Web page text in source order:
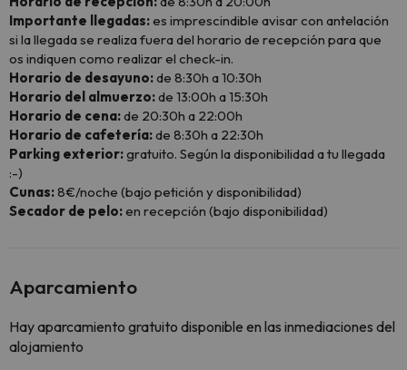
Importante llegadas:es imprescindible avisar con antelación
si la llegada se realiza fuera del horario de recepción para que
os indiquen como realizar el check-in.
Horario de desayuno:de 8:30h a 10:30h
Horario del almuerzo:de 13:00h a 15:30h
Horario de cena:de 20:30h a 22:00h
Horario de cafetería:de 8:30h a 22:30h
Parking exterior:gratuito. Según la disponibilidad a tu llegada
:-)
Cunas:8€/noche (bajo petición y disponibilidad)
Secador de pelo:en recepción (bajo disponibilidad)
Aparcamiento
Hay aparcamiento gratuito disponible en las inmediaciones del
alojamiento